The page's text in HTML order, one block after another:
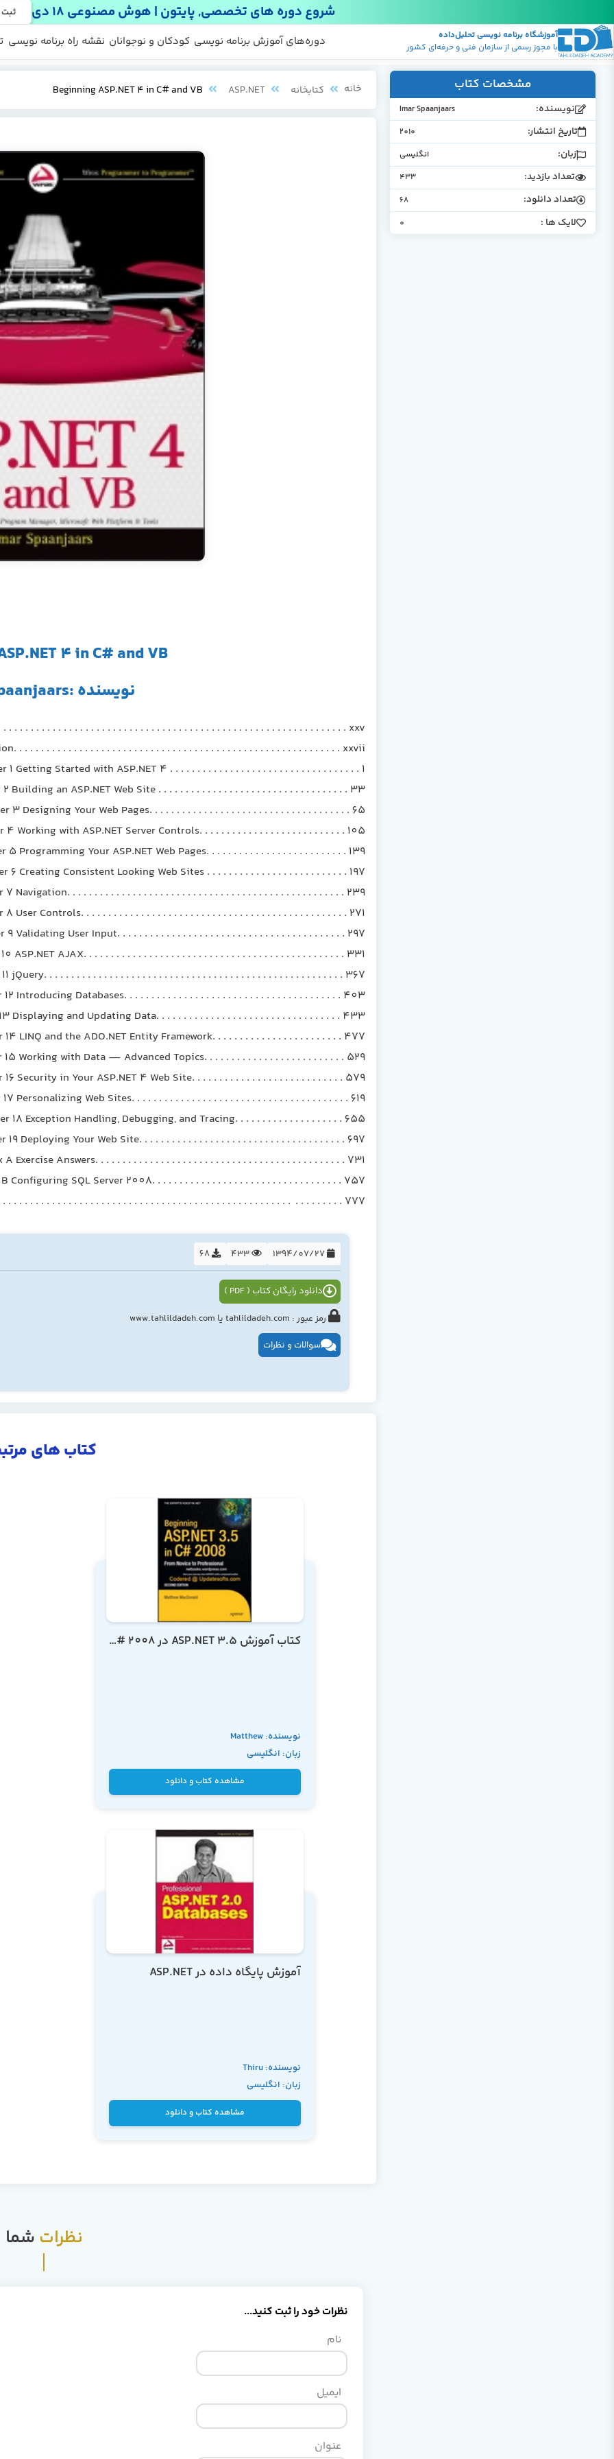
شروع دوره های تخصصی, پایتون | هوش مصنوعی 18 دی
آموزشگاه برنامه نویسی تحلیل‌داده
با مجوز رسمی از سازمان فنی و حرفه‌ای کشور
دوره‌های آموزش برنامه نویسی
پکیج ها
منابع رایگان کودکان و نوجوانان نقشه راه برنامه نویسی
مشخصات کتاب
نویسنده: Imar Spaanjaars
تاریخ انتشار: 2010
زبان: انگلیسی
تعداد بازدید: 433
تعداد دانلود: 68
لایک ها : 0
خانه کتابخانه ASP.NET
Beginning ASP.NET 4 in C# and VB
4 in C# and VB
نویسنده :Imar Spaanjaars
. . . . . . . . . . . . . . . . . . . . . . . . . . . . . . . . . . . . . . . . . . . . . . . . . . . . . . . . . . . . . . xxv
. . . . . . . . . . . . . . . . . . . . . . . . . . . . . . . . . . . . . . . . . . . . . . . . . . . . . . . . . . . xxvii
1 Getting Started with ASP.NET 4 . . . . . . . . . . . . . . . . . . . . . . . . . . . . . . . . . . . 1
Building an ASP.NET Web Site . . . . . . . . . . . . . . . . . . . . . . . . . . . . . . . . . . . 33
3 Designing Your Web Pages. . . . . . . . . . . . . . . . . . . . . . . . . . . . . . . . . . . . . 65
4 Working with ASP.NET Server Controls. . . . . . . . . . . . . . . . . . . . . . . . . . . 105
5 Programming Your ASP.NET Web Pages. . . . . . . . . . . . . . . . . . . . . . . . . . 139
6 Creating Consistent Looking Web Sites . . . . . . . . . . . . . . . . . . . . . . . . . . 197
7 Navigation. . . . . . . . . . . . . . . . . . . . . . . . . . . . . . . . . . . . . . . . . . . . . . . . . . . 239
8 User Controls. . . . . . . . . . . . . . . . . . . . . . . . . . . . . . . . . . . . . . . . . . . . . . . . . 271
9 Validating User Input. . . . . . . . . . . . . . . . . . . . . . . . . . . . . . . . . . . . . . . . . . 297
ASP.NET AJAX. . . . . . . . . . . . . . . . . . . . . . . . . . . . . . . . . . . . . . . . . . . . . . . . 331
jQuery. . . . . . . . . . . . . . . . . . . . . . . . . . . . . . . . . . . . . . . . . . . . . . . . . . . . . . . 367
12 Introducing Databases. . . . . . . . . . . . . . . . . . . . . . . . . . . . . . . . . . . . . . . . 403
Displaying and Updating Data. . . . . . . . . . . . . . . . . . . . . . . . . . . . . . . . . . 433
14 LINQ and the ADO.NET Entity Framework. . . . . . . . . . . . . . . . . . . . . . . . 477
15 Working with Data — Advanced Topics. . . . . . . . . . . . . . . . . . . . . . . . . . 529
16 Security in Your ASP.NET 4 Web Site. . . . . . . . . . . . . . . . . . . . . . . . . . . . 579
Personalizing Web Sites. . . . . . . . . . . . . . . . . . . . . . . . . . . . . . . . . . . . . . . . 619
18 Exception Handling, Debugging, and Tracing. . . . . . . . . . . . . . . . . . . . 655
19 Deploying Your Web Site. . . . . . . . . . . . . . . . . . . . . . . . . . . . . . . . . . . . . . 697
Exercise Answers. . . . . . . . . . . . . . . . . . . . . . . . . . . . . . . . . . . . . . . . . . . . . . 731
Configuring SQL Server 2008. . . . . . . . . . . . . . . . . . . . . . . . . . . . . . . . . . . 757
. . . . . . . . . . . . . . . . . . . . . . . . . . . . . . . . . . . . . . . . . . . . . . . . . . . . . . . . . . . . . 777
1394/07/27
433
68
دانلود رایگان کتاب ( PDF )
رمز عبور : tahlildadeh.com یا www.tahlildadeh.com
سوالات و نظرات
کتاب های
کتاب آموزش ASP.NET 3.5 در C # 2008از تازه کار تا حرفه ایC # 2008
نویسنده: Matthew
MacDonald
زبان: انگلیسی
مشاهده کتاب و دانلود
آموزش پایگاه داده در ASP.NET
نویسنده: Thiru
Thangarathinam
زبان: انگلیسی
مشاهده کتاب و دانلود
نظرات شما
نظرات خود را ثبت کنید...
نام
ایمیل
عنوان